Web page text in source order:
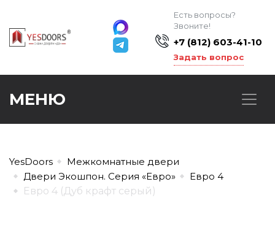
Есть вопросы?
Звоните!
+7 (812) 603-41-10
Задать вопрос
МЕНЮ
YesDoors
Межкомнатные двери
Двери Экошпон. Серия «Евро»
Евро 4
Евро 4 (Дуб крафт серый)